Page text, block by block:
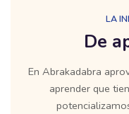
LA
De
En Abrakadabra
aprender que